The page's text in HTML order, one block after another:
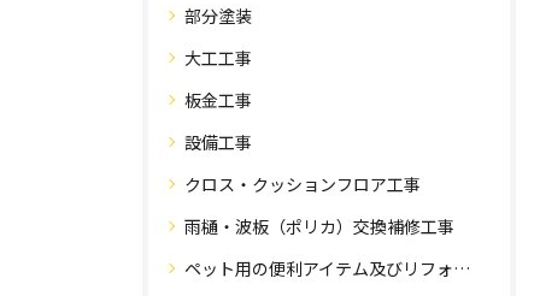
部分塗装
大工工事
板金工事
設備工事
クロス・クッションフロア工事
雨樋・波板（ポリカ）交換補修工事
ペット用の便利アイテム及びリフォーム工事